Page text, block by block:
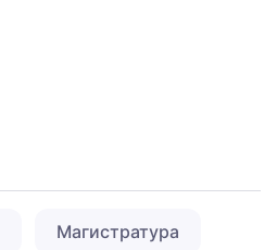
Магистратура